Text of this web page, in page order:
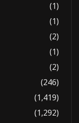
(1)
(1)
(2)
(1)
(2)
(246)
(1,419)
(1,292)